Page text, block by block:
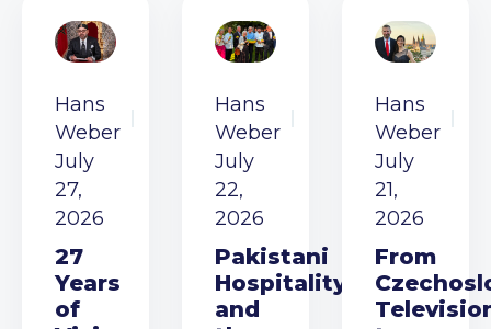
Hans
Weber
July
27,
2026
27
Years
of
Hans
Weber
July
22,
2026
Pakistani
Hospitality
and
Hans
Weber
July
21,
2026
From